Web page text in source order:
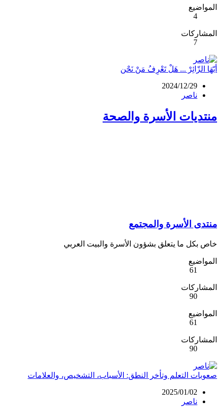
المواضيع
4
المشاركات
7
أيّهَا الزّائِرْ ... هَلْ تَعْرِفُ مَنْ نَحْن
2024/12/29
ناصر
منتديات الأسرة والصحة
منتدى الأسرة والمجتمع
خاص بكل ما يتعلق بشؤون الأسرة والبيت العربي
المواضيع
61
المشاركات
90
المواضيع
61
المشاركات
90
صعوبات التعلم وتأخر النطق: الأسباب، التشخيص، والعلامات
2025/01/02
ناصر